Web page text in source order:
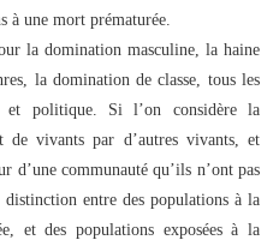
à une mort prématurée.
la domination masculine, la haine
la domination de classe, tous les
et politique. Si l’on considère la
de vivants par d’autres vivants, et
d’une communauté qu’ils n’ont pas
entre des populations à la
et des populations exposées à la